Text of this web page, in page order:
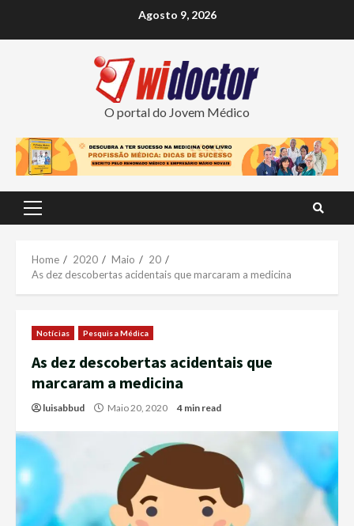
Agosto 9, 2026
O portal do Jovem Médico
Primary
Home 2020 Maio
20
As dez descobertas acidentais que marcaram a medicina
Notícias Pesquisa Médica
As dez descobertas acidentais que
marcaram a medicina
luisabbud Maio 20, 2020 4 min read